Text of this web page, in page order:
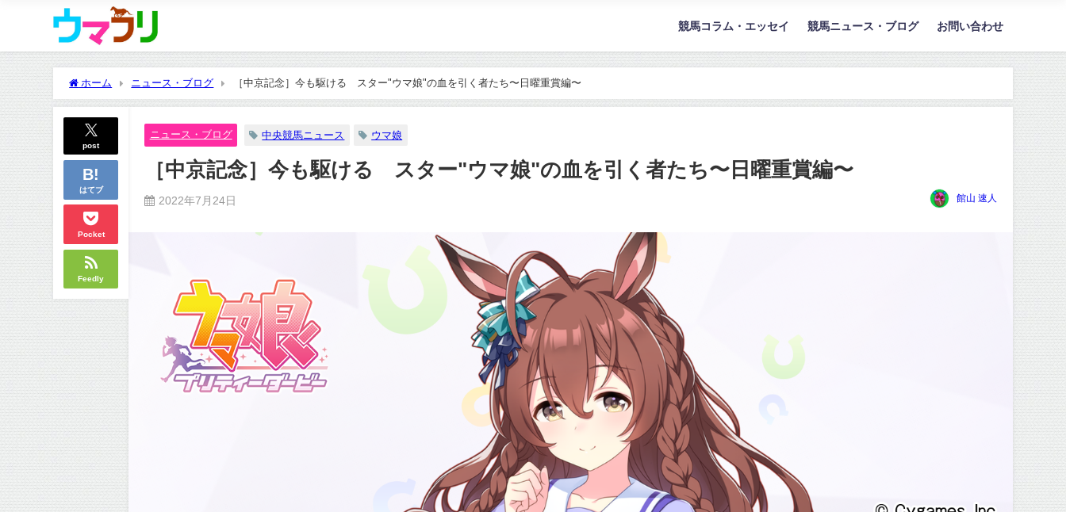
競馬コラム・エッセイ 競馬ニュース・ブログ お問い合わせ
ホーム ニュース・ブログ ［中京記念］今も駆ける スター"ウマ娘"の血を引く者たち〜日曜重賞編〜
post
はてブ
Pocket
Feedly
ニュース・ブログ 中央競馬ニュース ウマ娘
［中京記念］今も駆ける スター"ウマ娘"の血を引く者たち〜日曜重賞編〜
2022年7月24日 館山 速人